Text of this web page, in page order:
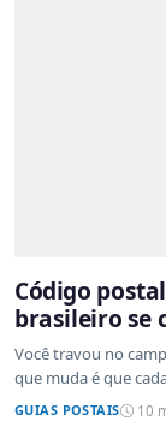
Código
brasileiro se
sistemas de
Você travou no
que muda é que
GUIAS POSTAIS 10